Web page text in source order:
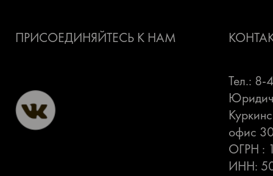
ПРИСОЕДИНЯЙТЕСЬ К НАМ
Тел.: 8-
офис
ОГРН :
ИНН: